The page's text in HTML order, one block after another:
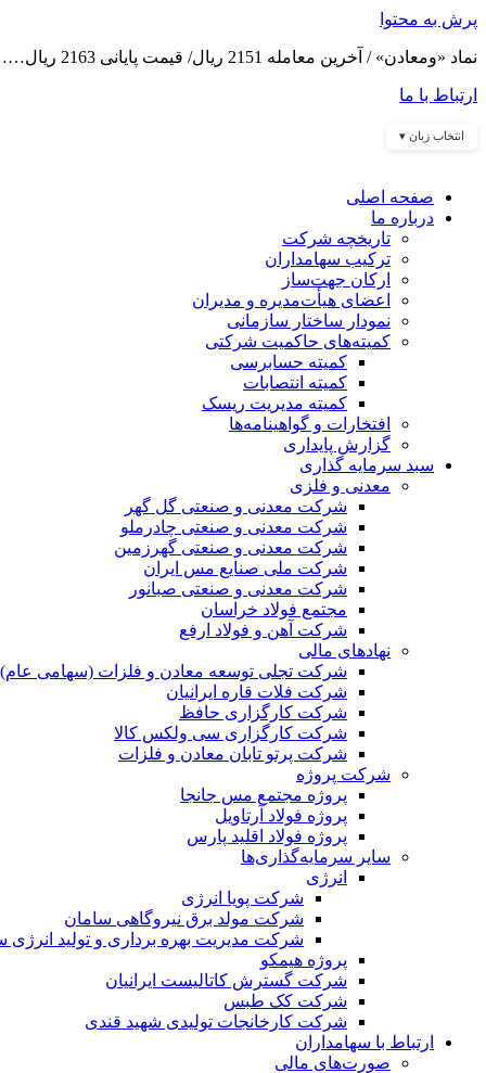
پرش به محتوا
نماد «ومعادن» / آخرین معامله 2151 ریال/ قیمت پایانی 2163 ریال……
ارتباط با ما
انتخاب زبان ▾
صفحه اصلی
درباره ما
تاریخچه شرکت
ترکیب سهامداران
ارکان جهت‌ساز
اعضای هیأت‌مدیره و مدیران
نمودار ساختار سازمانی
کمیته‌های حاکمیت شرکتی
کمیته حسابرسی
کمیته انتصابات
کمیته مدیریت ریسک
افتخارات و گواهینامه‌ها
گزارش پایداری
سبد سرمایه گذاری
معدنی و فلزی
شرکت معدنی و صنعتی گل گهر
شرکت معدنی و صنعتی چادرملو
شرکت معدنی و صنعتی گهرزمین
شرکت ملی صنایع مس ایران
شرکت معدنی و صنعتی صبانور
مجتمع فولاد خراسان
شرکت آهن و فولاد ارفع
نهادهای مالی
شرکت تجلی توسعه معادن و فلزات (سهامی عام)
شرکت فلات قاره ایرانیان
شرکت کارگزاری حافظ
شرکت کارگزاری سی ولکس کالا
شرکت پرتو تابان معادن و فلزات
شرکت پروژه
پروژه مجتمع مس جانجا
پروژه فولاد آرتاویل
پروژه فولاد اقلید پارس
سایر سرمایه‌گذاری‌ها
انرژی
شرکت پویا انرژی
شرکت مولد برق نیروگاهی سامان
شرکت مدیریت بهره برداری و تولید انرژی
پروژه هیمکو
شرکت گسترش کاتالیست ایرانیان
شرکت کک طبس
شرکت کارخانجات تولیدی شهید قندی
ارتباط با سهامداران
صورت‌های مالی